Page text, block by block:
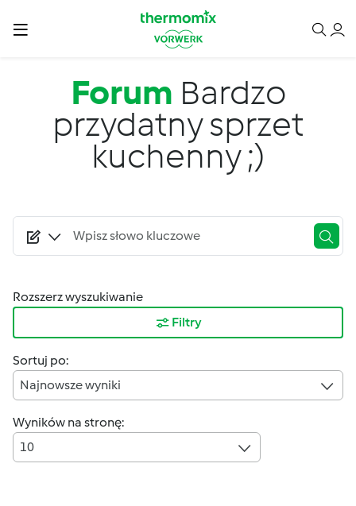
Forum Bardzo
przydatny sprzet
kuchenny ;)
Rozszerz wyszukiwanie
Filtry
Sortuj po:
Najnowsze wyniki
Wyników na stronę:
10